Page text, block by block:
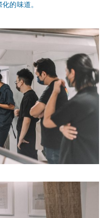
的味道。